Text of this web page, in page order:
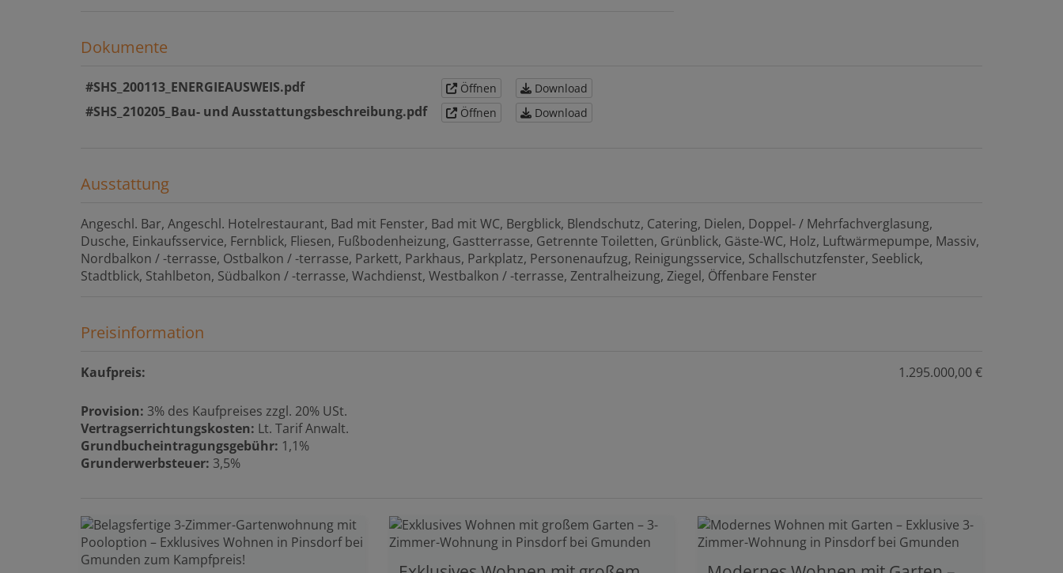
Dokumente
#SHS_200113_ENERGIEAUSWEIS.pdf Öffnen Download
#SHS_210205_Bau- und Ausstattungsbeschreibung.pdf Öffnen Download
Ausstattung
Angeschl. Bar Angeschl. Hotelrestaurant Bad mit Fenster Bad mit WC Bergblick Blendschutz Catering Dielen Doppel- / Mehrfachverglasung
Dusche Einkaufsservice Fernblick Fliesen Fußbodenheizung Gastterrasse Getrennte Toiletten Grünblick Gäste-WC Holz Luftwärmepumpe Massiv
Nordbalkon / -terrasse Ostbalkon / -terrasse Parkett Parkhaus Parkplatz Personenaufzug Reinigungsservice Schallschutzfenster Seeblick
Stadtblick Stahlbeton Südbalkon / -terrasse Wachdienst Westbalkon / -terrasse Zentralheizung Ziegel Öffenbare Fenster
Preisinformation
Kaufpreis: 1.295.000,00 €
Provision: 3% des Kaufpreises zzgl. 20% USt.
Vertragserrichtungskosten: Lt. Tarif Anwalt.
Grundbucheintragungsgebühr: 1,1%
Grunderwerbsteuer: 3,5%